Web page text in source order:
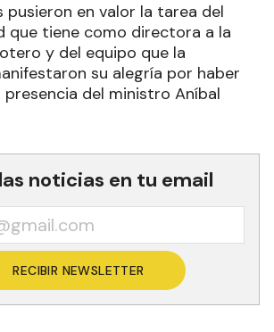
pusieron en valor la tarea del
que tiene como directora a la
y del equipo que la
su alegría por haber
del ministro Aníbal
noticias en tu email
RECIBIR NEWSLETTER